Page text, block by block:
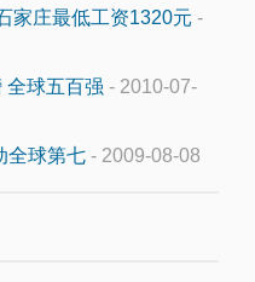
家庄最低工资1320元 -
全球五百强 - 2010-07-
全球第七 - 2009-08-08